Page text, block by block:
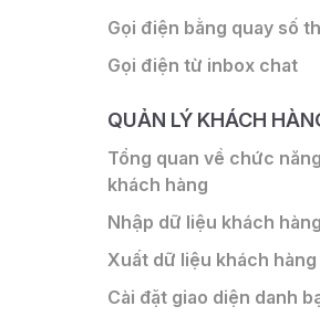
Gọi điện bằng quay số
Gọi điện từ inbox chat
QUẢN LÝ KHÁCH
Tổng quan về chức
khách hàng
Nhập dữ liệu khách hàng
Xuất dữ liệu khách hàng
Cài đặt giao diện danh